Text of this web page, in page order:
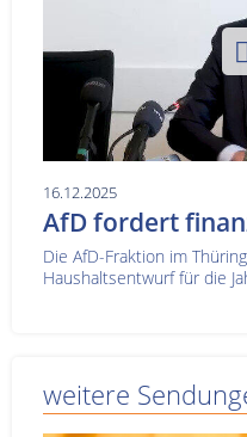
16.12.2025
AfD fordert
Die AfD-Fraktion im
Haushaltsentwurf für die
weitere